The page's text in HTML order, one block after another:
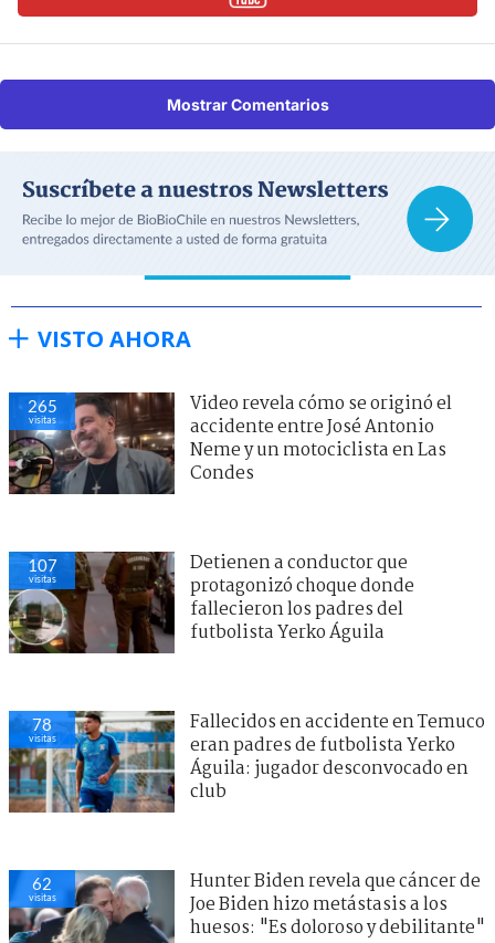
Mostrar Comentarios
VISTO AHORA
265
visitas
Video revela cómo se originó el
accidente entre José Antonio
Neme y un motociclista en Las
Condes
107
visitas
Detienen a conductor que
protagonizó choque donde
fallecieron los padres del
futbolista Yerko Águila
78
visitas
Fallecidos en accidente en Temuco
eran padres de futbolista Yerko
Águila: jugador desconvocado en
club
62
visitas
Hunter Biden revela que cáncer de
Joe Biden hizo metástasis a los
huesos: "Es doloroso y debilitante"